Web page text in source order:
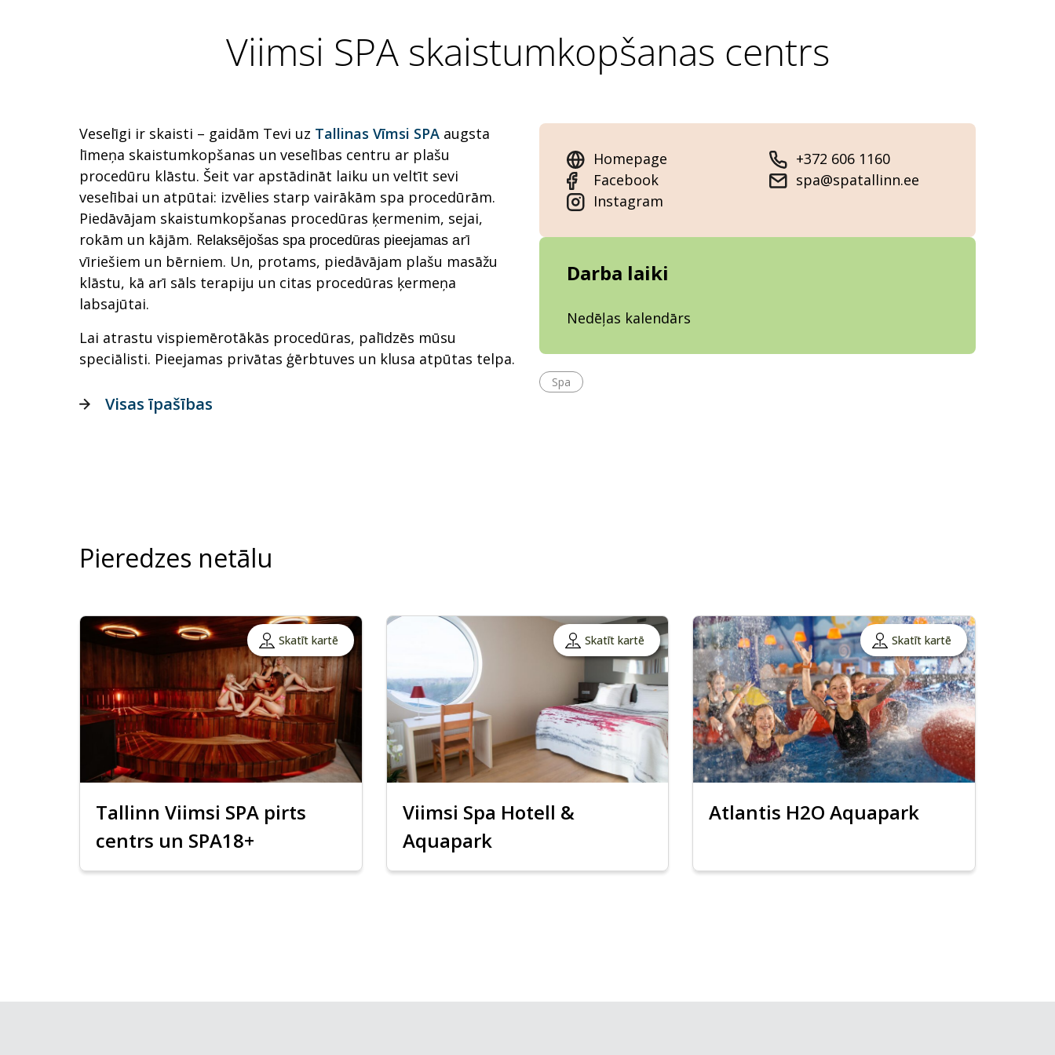
Viimsi SPA skaistumkopšanas centrs
Veselīgi ir skaisti – gaidām Tevi uz Tallinas Vīmsi SPA augsta
līmeņa skaistumkopšanas un veselības centru ar plašu
procedūru klāstu. Šeit var apstādināt laiku un veltīt sevi
veselībai un atpūtai: izvēlies starp vairākām spa procedūrām.
Piedāvājam skaistumkopšanas procedūras ķermenim, sejai,
rokām un kājām. Relaksējošas spa procedūras pieejamas arī
vīriešiem un bērniem. Un, protams, piedāvājam plašu masāžu
klāstu, kā arī sāls terapiju un citas procedūras ķermeņa
labsajūtai.
Lai atrastu vispiemērotākās procedūras, palīdzēs mūsu
speciālisti. Pieejamas privātas ģērbtuves un klusa atpūtas telpa.
Homepage
Facebook
Instagram
+372 606 1160
spa@spatallinn.ee
Darba laiki
Nedēļas kalendārs
Spa
Visas īpašības
Pieredzes netālu
Skatīt kartē
Tallinn Viimsi SPA pirts
centrs un SPA18+
Skatīt kartē
Viimsi Spa Hotell &
Aquapark
Skatīt kartē
Atlantis H2O Aquapark